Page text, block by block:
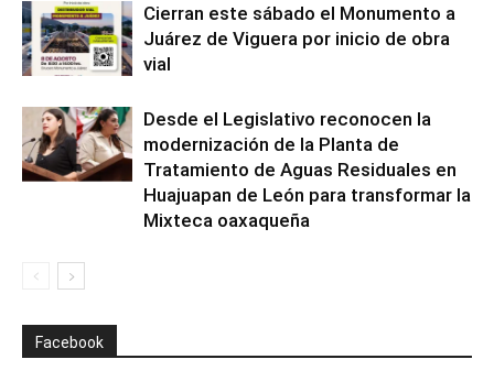
Cierran este sábado el Monumento a
Juárez de Viguera por inicio de obra
vial
Desde el Legislativo reconocen la
modernización de la Planta de
Tratamiento de Aguas Residuales en
Huajuapan de León para transformar la
Mixteca oaxaqueña
Facebook